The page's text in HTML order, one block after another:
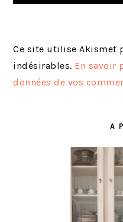
Ce site utilise Akismet
indésirables. En savoir
données de vos
A